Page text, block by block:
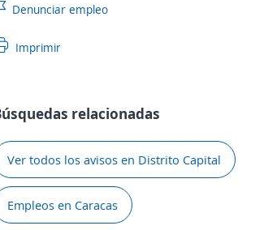
Denunciar empleo
Imprimir
relacionadas
Ver todos los avisos en Distrito Capital
Empleos en Caracas